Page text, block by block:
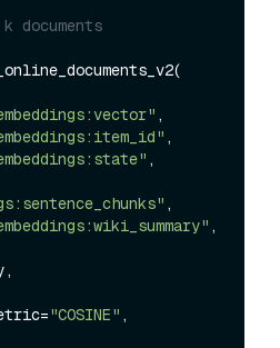
documents
,
,
,
,
,
"COSINE" ,